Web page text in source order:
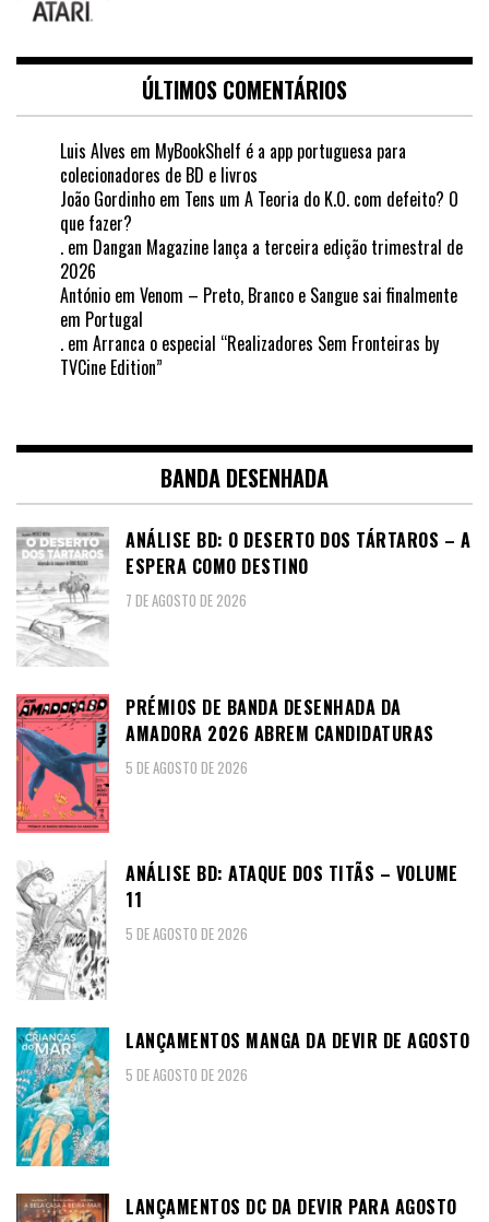
ÚLTIMOS COMENTÁRIOS
Luis Alves em MyBookShelf é a app portuguesa para
colecionadores de BD e livros
João Gordinho em Tens um A Teoria do K.O. com defeito? O
que fazer?
. em Dangan Magazine lança a terceira edição trimestral de
2026
António em Venom – Preto, Branco e Sangue sai finalmente
em Portugal
. em Arranca o especial “Realizadores Sem Fronteiras by
TVCine Edition”
BANDA DESENHADA
ANÁLISE BD: O DESERTO DOS TÁRTAROS – A
ESPERA COMO DESTINO
7 DE AGOSTO DE 2026
PRÉMIOS DE BANDA DESENHADA DA
AMADORA 2026 ABREM CANDIDATURAS
5 DE AGOSTO DE 2026
ANÁLISE BD: ATAQUE DOS TITÃS – VOLUME
11
5 DE AGOSTO DE 2026
LANÇAMENTOS MANGA DA DEVIR DE AGOSTO
5 DE AGOSTO DE 2026
LANÇAMENTOS DC DA DEVIR PARA AGOSTO